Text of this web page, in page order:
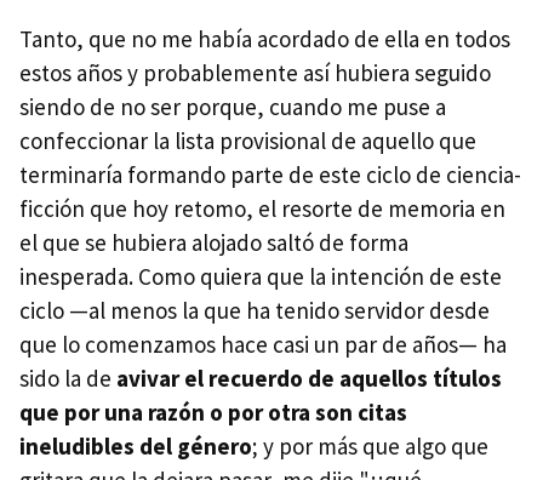
Tanto, que no me había acordado de ella en todos
estos años y probablemente así hubiera seguido
siendo de no ser porque, cuando me puse a
confeccionar la lista provisional de aquello que
terminaría formando parte de este ciclo de ciencia-
ficción que hoy retomo, el resorte de memoria en
el que se hubiera alojado saltó de forma
inesperada. Como quiera que la intención de este
ciclo —al menos la que ha tenido servidor desde
que lo comenzamos hace casi un par de años— ha
sido la de avivar el recuerdo de aquellos títulos
que por una razón o por otra son citas
ineludibles del género; y por más que algo que